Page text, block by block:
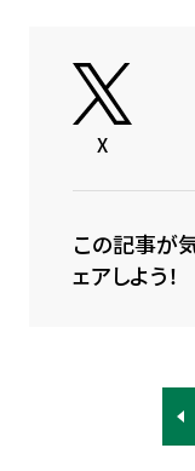
X
この記事が
ェアしよう！